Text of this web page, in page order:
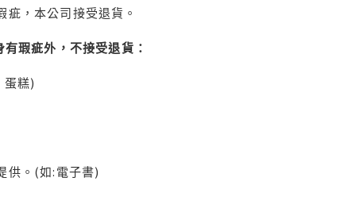
，本公司接受退貨。
瑕疵外，不接受退貨：
蛋糕)
供。(如:電子書)